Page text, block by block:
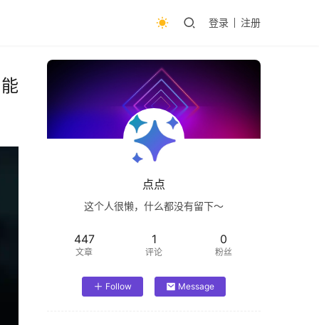
登录 注册
点点
这个人很懒，什么都没有留下～
447
文章
1
评论
0
粉丝
Follow Message